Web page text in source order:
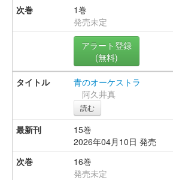
1巻
発売未定
アラート登録
(無料)
青のオーケストラ
阿久井真
読む
15巻
2026年04月10日 発売
16巻
発売未定